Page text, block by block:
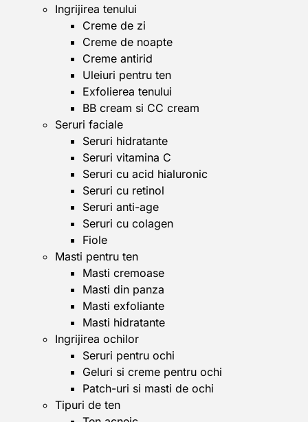
Ingrijirea tenului
Creme de zi
Creme de noapte
Creme antirid
Uleiuri pentru ten
Exfolierea tenului
BB cream si CC cream
Seruri faciale
Seruri hidratante
Seruri vitamina C
Seruri cu acid hialuronic
Seruri cu retinol
Seruri anti-age
Seruri cu colagen
Fiole
Masti pentru ten
Masti cremoase
Masti din panza
Masti exfoliante
Masti hidratante
Ingrijirea ochilor
Seruri pentru ochi
Geluri si creme pentru ochi
Patch-uri si masti de ochi
Tipuri de ten